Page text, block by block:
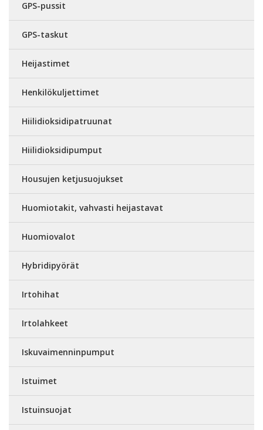
GPS-pussit
GPS-taskut
Heijastimet
Henkilökuljettimet
Hiilidioksidipatruunat
Hiilidioksidipumput
Housujen ketjusuojukset
Huomiotakit, vahvasti heijastavat
Huomiovalot
Hybridipyörät
Irtohihat
Irtolahkeet
Iskuvaimenninpumput
Istuimet
Istuinsuojat